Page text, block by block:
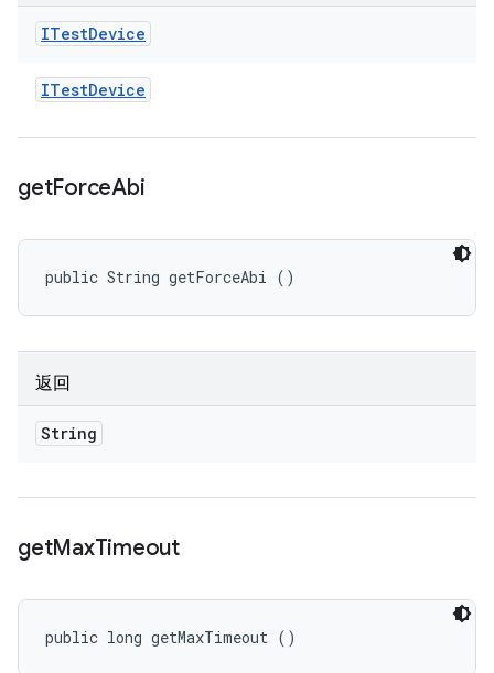
ITestDevice
ITestDevice
getForceAbi
public String getForceAbi ()
返回
String
getMaxTimeout
public long getMaxTimeout ()